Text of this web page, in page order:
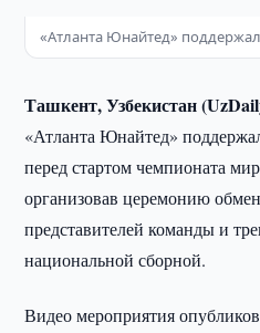
«Атланта Юнайтед»
Ташкент, Узбекистан
«Атланта Юнайтед»
перед стартом чемпионата
организовав церемонию
представителей команды и
национальной сборной.
Видео мероприятия